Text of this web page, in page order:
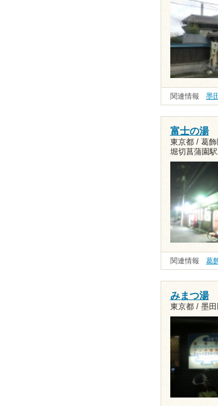
関連情報 墨
富士の湯
東京都 / 葛
堀切菖蒲園
関連情報 葛
みまつ湯
東京都 / 墨